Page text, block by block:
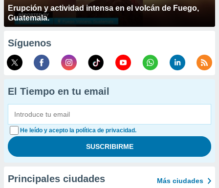
Erupción y actividad intensa en el volcán de Fuego,
Guatemala.
Síguenos
El Tiempo en tu email
He leído y acepto la política de privacidad.
Principales ciudades Más ciudades